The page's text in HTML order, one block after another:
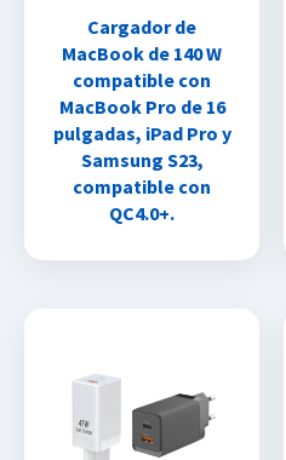
Cargador de
MacBook de 140 W
compatible con
MacBook Pro de 16
pulgadas, iPad Pro y
Samsung S23,
compatible con
QC4.0+.